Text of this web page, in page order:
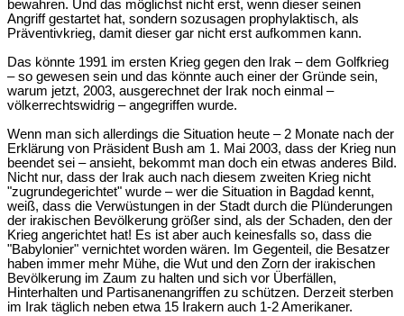
bewahren. Und das möglichst nicht erst, wenn dieser seinen
Angriff gestartet hat, sondern sozusagen prophylaktisch, als
Präventivkrieg, damit dieser gar nicht erst aufkommen kann.
Das könnte 1991 im ersten Krieg gegen den Irak – dem Golfkrieg
– so gewesen sein und das könnte auch einer der Gründe sein,
warum jetzt, 2003, ausgerechnet der Irak noch einmal –
völkerrechtswidrig – angegriffen wurde.
Wenn man sich allerdings die Situation heute – 2 Monate nach der
Erklärung von Präsident Bush am 1. Mai 2003, dass der Krieg nun
beendet sei – ansieht, bekommt man doch ein etwas anderes Bild.
Nicht nur, dass der Irak auch nach diesem zweiten Krieg nicht
"zugrundegerichtet" wurde – wer die Situation in Bagdad kennt,
weiß, dass die Verwüstungen in der Stadt durch die Plünderungen
der irakischen Bevölkerung größer sind, als der Schaden, den der
Krieg angerichtet hat! Es ist aber auch keinesfalls so, dass die
"Babylonier" vernichtet worden wären. Im Gegenteil, die Besatzer
haben immer mehr Mühe, die Wut und den Zorn der irakischen
Bevölkerung im Zaum zu halten und sich vor Überfällen,
Hinterhalten und Partisanenangriffen zu schützen. Derzeit sterben
im Irak täglich neben etwa 15 Irakern auch 1-2 Amerikaner.